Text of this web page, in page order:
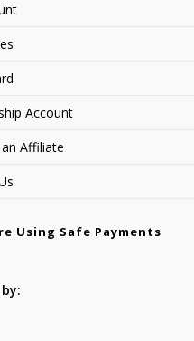
Account
Affiliate
Using Safe Payments